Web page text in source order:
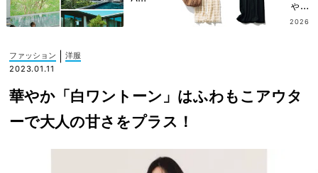
記憶
に一
生残
【極
上の
ゃれ
は
アッ
2026
ファッション
洋服
2023.01.11
華やか「白ワントーン」はふわもこアウタ
ーで大人の甘さをプラス！